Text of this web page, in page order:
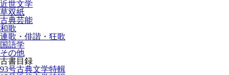
近世文学
草双紙
古典芸能
和歌
連歌・俳諧・狂歌
国語学
その他
古書目録
93号古典文学特輯